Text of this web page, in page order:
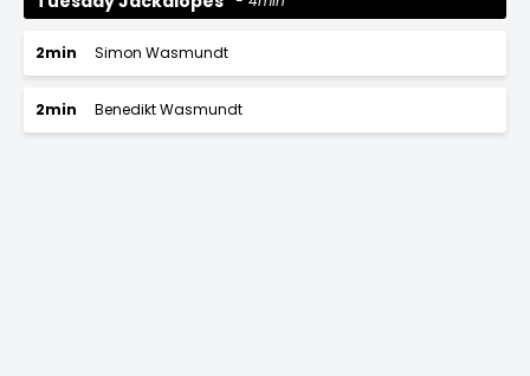
2min Simon Wasmundt
2min Benedikt Wasmundt